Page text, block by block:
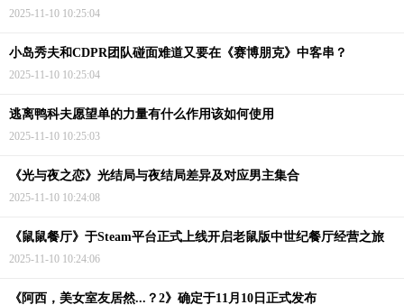
2025-11-10 10:25:04
小岛秀夫和CDPR团队碰面难道又要在《赛博朋克》中客串？
2025-11-10 10:25:04
逃离鸭科夫愿望单的力量有什么作用该如何使用
2025-11-10 10:25:03
《光与夜之恋》光结局与夜结局差异及对应男主集合
2025-11-10 10:24:08
《鼠鼠餐厅》于Steam平台正式上线开启老鼠版中世纪餐厅经营之旅
2025-11-10 10:24:06
《阿西，美女室友居然...？2》确定于11月10日正式发布